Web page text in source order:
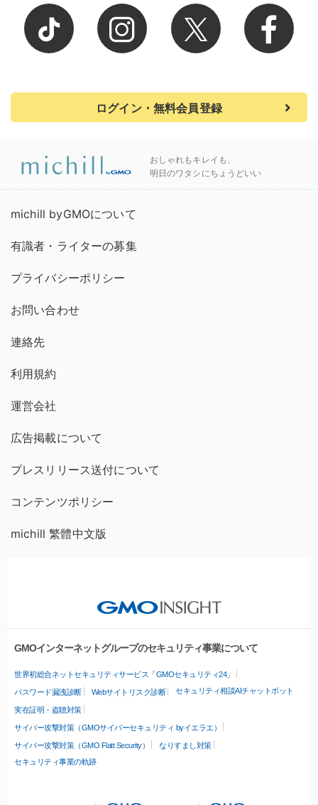
ログイン・無料会員登録
おしゃれもキレイも、
明日のワタシにちょうどいい
michill byGMOについて
有識者・ライターの募集
プライバシーポリシー
お問い合わせ
連絡先
利用規約
運営会社
広告掲載について
プレスリリース送付について
コンテンツポリシー
michill 繁體中文版
GMOインターネットグループのセキュリティ事業について
世界初総合ネットセキュリティサービス「GMOセキュリティ24」
パスワード漏洩診断 Webサイトリスク診断 セキュリティ相談AIチャットボット
実在証明・盗聴対策
サイバー攻撃対策（GMOサイバーセキュリティ byイエラエ）
サイバー攻撃対策（GMO Flatt Security）
なりすまし対策
セキュリティ事業の軌跡